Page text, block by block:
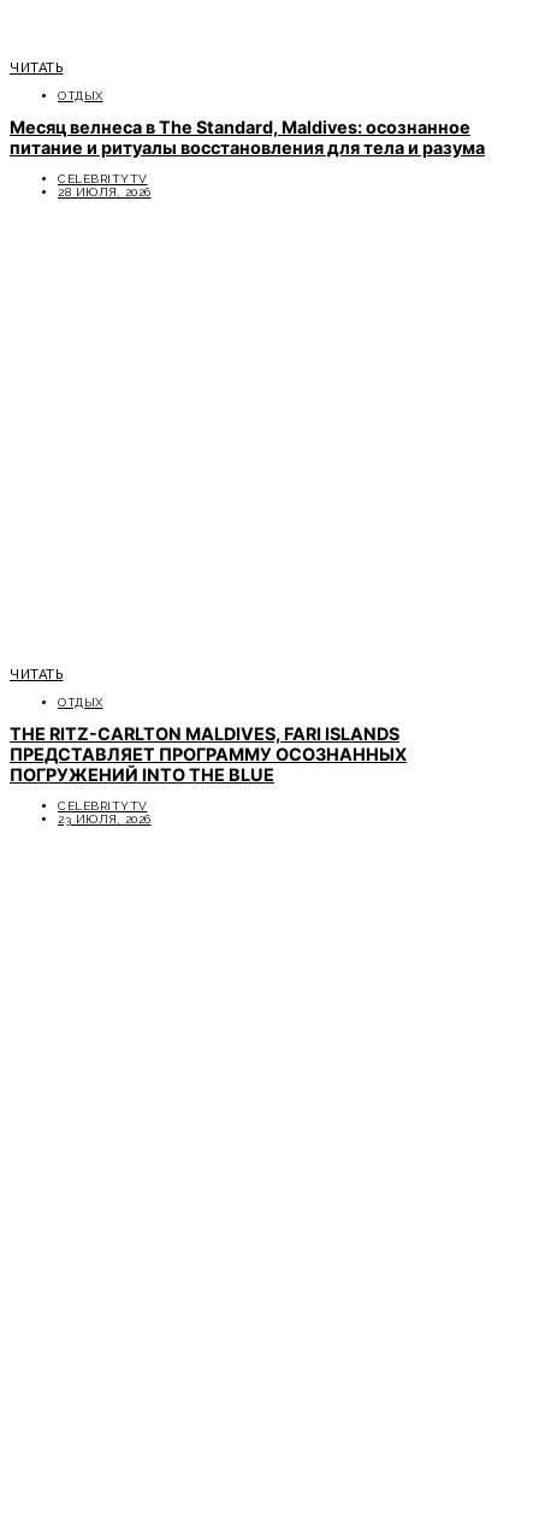
ЧИТАТЬ
ОТДЫХ
Месяц велнеса в The Standard, Maldives: осознанное
питание и ритуалы восстановления для тела и разума
CELEBRITYTV
28 ИЮЛЯ, 2026
ЧИТАТЬ
ОТДЫХ
THE RITZ-CARLTON MALDIVES, FARI ISLANDS
ПРЕДСТАВЛЯЕТ ПРОГРАММУ ОСОЗНАННЫХ
ПОГРУЖЕНИЙ INTO THE BLUE
CELEBRITYTV
23 ИЮЛЯ, 2026